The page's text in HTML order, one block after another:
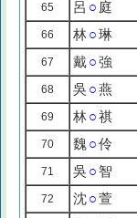
65 呂 ○ 庭
66 林○琳
67 戴○強
68 吳 ○燕
69 林○祺
70 魏 ○伶
71 吳 ○ 智
72 沈○萱